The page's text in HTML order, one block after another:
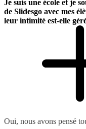
Je suis une école et je
de Slidesgo avec mes
leur intimité est-elle
Oui, nous avons pensé